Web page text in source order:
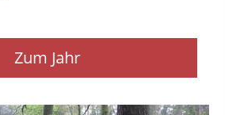
Zum Jahr